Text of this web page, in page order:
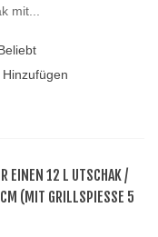
mit...
EINEN 12 L UTSCHAK / F
(MIT GRILLSPIESSE 5 ST